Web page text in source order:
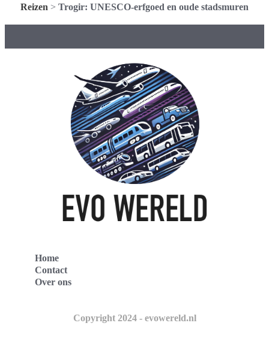
Reizen > Trogir: UNESCO-erfgoed en oude stadsmuren
Home
Contact
Over ons
Copyright 2024 - evowereld.nl